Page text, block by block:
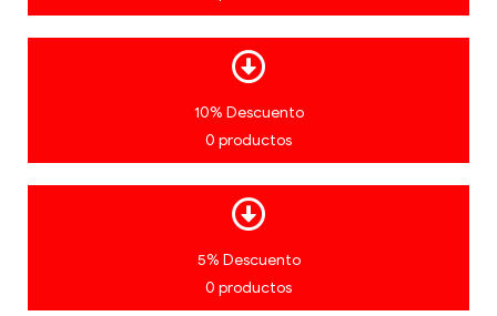
10% Descuento
0 productos
5% Descuento
0 productos